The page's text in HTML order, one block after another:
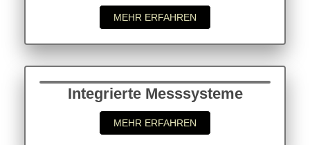
MEHR ERFAHREN
Integrierte Messsysteme
MEHR ERFAHREN